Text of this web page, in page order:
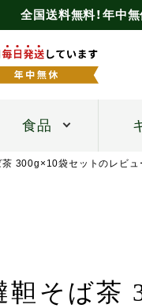
全国送料無料！年中
食品
茶 300g×10袋セットのレビュ
靼そば茶